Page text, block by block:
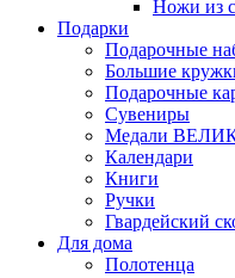
Ножи из
Подарки
Подарочные
Большие
Подарочные
Сувениры
Медали
Календари
Книги
Ручки
Гвардейский
Для дома
Полотенца